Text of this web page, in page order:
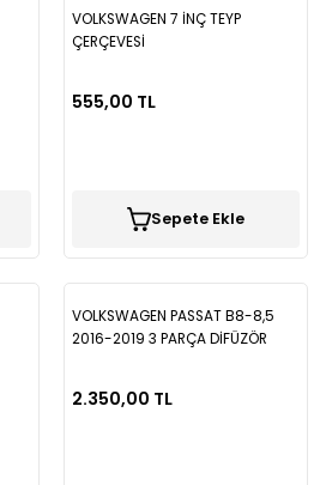
VOLKSWAGEN 7 İNÇ TEYP
ÇERÇEVESİ
555,00 TL
Sepete Ekle
VOLKSWAGEN PASSAT B8-8,5
2016-2019 3 PARÇA DİFÜZÖR
2.350,00 TL